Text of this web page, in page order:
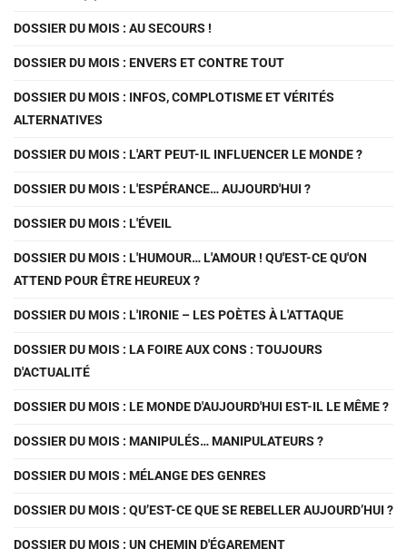
DOSSIER DU MOIS : AU SECOURS !
DOSSIER DU MOIS : ENVERS ET CONTRE TOUT
DOSSIER DU MOIS : INFOS, COMPLOTISME ET VÉRITÉS
ALTERNATIVES
DOSSIER DU MOIS : L'ART PEUT-IL INFLUENCER LE MONDE ?
DOSSIER DU MOIS : L'ESPÉRANCE… AUJOURD'HUI ?
DOSSIER DU MOIS : L'ÉVEIL
DOSSIER DU MOIS : L'HUMOUR… L'AMOUR ! QU'EST-CE QU'ON
ATTEND POUR ÊTRE HEUREUX ?
DOSSIER DU MOIS : L'IRONIE – LES POÈTES À L'ATTAQUE
DOSSIER DU MOIS : LA FOIRE AUX CONS : TOUJOURS
D'ACTUALITÉ
DOSSIER DU MOIS : LE MONDE D'AUJOURD'HUI EST-IL LE MÊME ?
DOSSIER DU MOIS : MANIPULÉS… MANIPULATEURS ?
DOSSIER DU MOIS : MÉLANGE DES GENRES
DOSSIER DU MOIS : QU’EST-CE QUE SE REBELLER AUJOURD’HUI ?
DOSSIER DU MOIS : UN CHEMIN D'ÉGAREMENT